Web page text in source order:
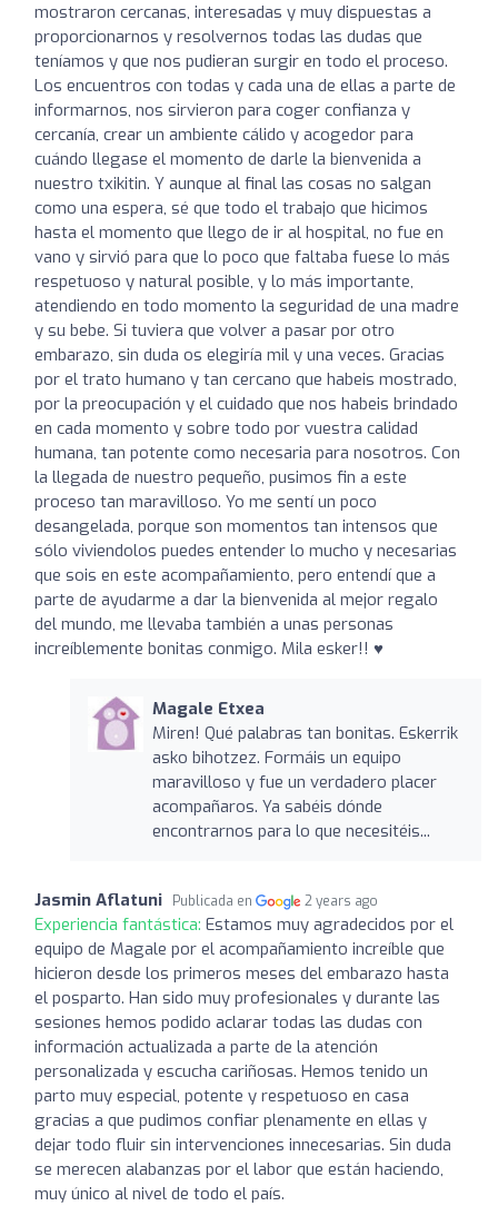
mostraron cercanas, interesadas y muy dispuestas a
proporcionarnos y resolvernos todas las dudas que
teníamos y que nos pudieran surgir en todo el proceso.
Los encuentros con todas y cada una de ellas a parte de
informarnos, nos sirvieron para coger confianza y
cercanía, crear un ambiente cálido y acogedor para
cuándo llegase el momento de darle la bienvenida a
nuestro txikitin. Y aunque al final las cosas no salgan
como una espera, sé que todo el trabajo que hicimos
hasta el momento que llego de ir al hospital, no fue en
vano y sirvió para que lo poco que faltaba fuese lo más
respetuoso y natural posible, y lo más importante,
atendiendo en todo momento la seguridad de una madre
y su bebe. Si tuviera que volver a pasar por otro
embarazo, sin duda os elegiría mil y una veces. Gracias
por el trato humano y tan cercano que habeis mostrado,
por la preocupación y el cuidado que nos habeis brindado
en cada momento y sobre todo por vuestra calidad
humana, tan potente como necesaria para nosotros. Con
la llegada de nuestro pequeño, pusimos fin a este
proceso tan maravilloso. Yo me sentí un poco
desangelada, porque son momentos tan intensos que
sólo viviendolos puedes entender lo mucho y necesarias
que sois en este acompañamiento, pero entendí que a
parte de ayudarme a dar la bienvenida al mejor regalo
del mundo, me llevaba también a unas personas
increíblemente bonitas conmigo. Mila esker!! ♥️
Magale Etxea
Miren! Qué palabras tan bonitas. Eskerrik
asko bihotzez. Formáis un equipo
maravilloso y fue un verdadero placer
acompañaros. Ya sabéis dónde
encontrarnos para lo que necesitéis...
Jasmin Aflatuni Publicada en 2 years ago
Experiencia fantástica: Estamos muy agradecidos por el
equipo de Magale por el acompañamiento increíble que
hicieron desde los primeros meses del embarazo hasta
el posparto. Han sido muy profesionales y durante las
sesiones hemos podido aclarar todas las dudas con
información actualizada a parte de la atención
personalizada y escucha cariñosas. Hemos tenido un
parto muy especial, potente y respetuoso en casa
gracias a que pudimos confiar plenamente en ellas y
dejar todo fluir sin intervenciones innecesarias. Sin duda
se merecen alabanzas por el labor que están haciendo,
muy único al nivel de todo el país.